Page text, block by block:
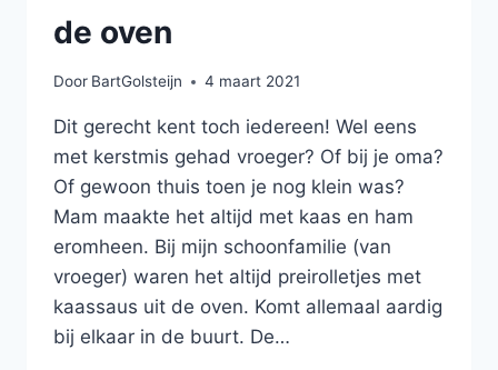
de oven
Door BartGolsteijn 4 maart 2021
Dit gerecht kent toch iedereen! Wel eens
met kerstmis gehad vroeger? Of bij je oma?
Of gewoon thuis toen je nog klein was?
Mam maakte het altijd met kaas en ham
eromheen. Bij mijn schoonfamilie (van
vroeger) waren het altijd preirolletjes met
kaassaus uit de oven. Komt allemaal aardig
bij elkaar in de buurt. De…